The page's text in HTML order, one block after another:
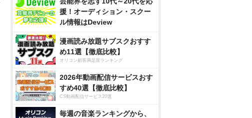
援！オーディション・スクー
ル情報はDeview
漫画読み放題サブスクおすす
め11選【徹底比較】
オリコン顧客満足度ランキング
2026年動画配信サービスおす
すめ40選【徹底比較】
CS動画配信サービス20選
毎週の音楽ランキングから、